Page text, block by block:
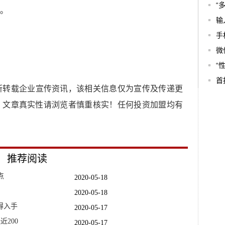
载企业宣传资讯，该相关信息仅为宣传及传递更
章真实性请浏览者慎重核实！任何投资加盟均有
推荐阅读
2020-05-18
2020-05-18
2020-05-17
入手
2020-05-17
200
“
输
手
微
“
首